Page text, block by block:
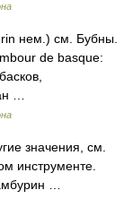
нем.) см. Бубны.
de basque:
…
значения, см.
инструменте.
…